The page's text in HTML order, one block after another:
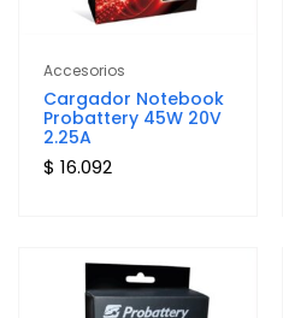
Accesorios
Cargador Notebook
Probattery 45W 20V
2.25A
$ 16.092